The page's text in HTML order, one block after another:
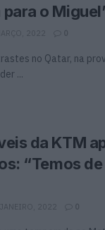
o
2022 0
no Qatar, na
...
da KTM
“Temos
2022 0